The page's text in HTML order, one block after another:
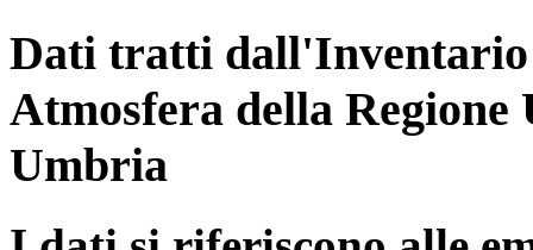
Dati tratti dall'Inventario
Atmosfera della
Umbria